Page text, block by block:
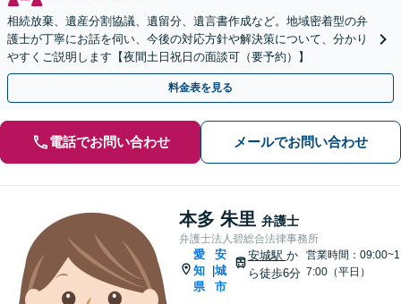
相続放棄、遺産分割協議、遺留分、遺言書作成など。地域密着型の弁
護士が丁寧にお話を伺い、今後の対応方針や解決策について、分かり
やすくご説明します【夜間土日祝日の面談可（要予約）】
料金表を見る
電話でお問い合わせ メールでお問い合わせ
本多 朱里 弁護士
弁護士法人碧総合法律事務所
愛
知
県
安
城
市
安城駅 か
ら徒歩6分
営業時間：09:00~1
7:00（平日）